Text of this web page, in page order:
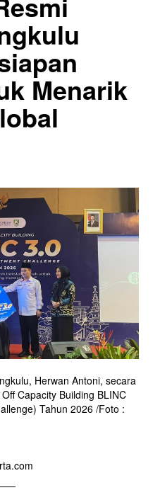
Menarik
Herwan Antoni, secara
Capacity Building BLINC
Tahun 2026 /Foto :